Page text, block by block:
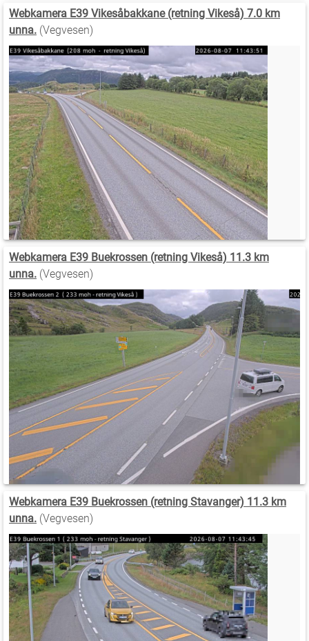
Webkamera E39 Vikesåbakkane (retning Vikeså) 7.0 km
unna. (Vegvesen)
Webkamera E39 Buekrossen (retning Vikeså) 11.3 km
unna. (Vegvesen)
Webkamera E39 Buekrossen (retning Stavanger) 11.3 km
unna. (Vegvesen)